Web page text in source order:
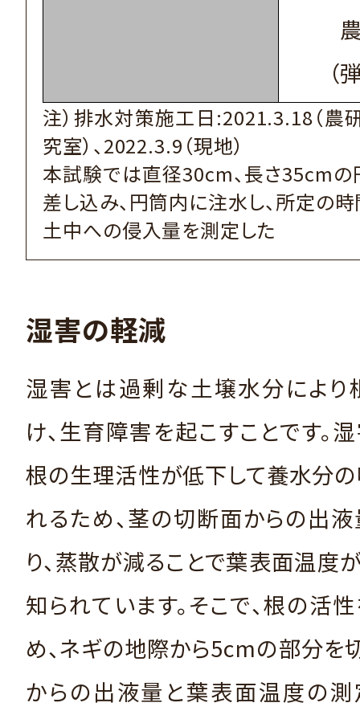
（
注）排水対策施工日:2021.3.18（農
究室）、2022.3.9（現地）
本試験では直径30cm、長さ35cm
差し込み、円筒内に注水し、所定の
土中への侵入量を測定した
湿害の軽減
湿害とは過剰な土壌水分により
け、生育障害を起こすことです。
根の生理活性が低下して養水分
れるため、茎の切断面からの出
り、蒸散が減ることで葉表面温度
知られています。そこで、根の活
め、ネギの地際から5cmの部分を
からの出液量と葉表面温度の測